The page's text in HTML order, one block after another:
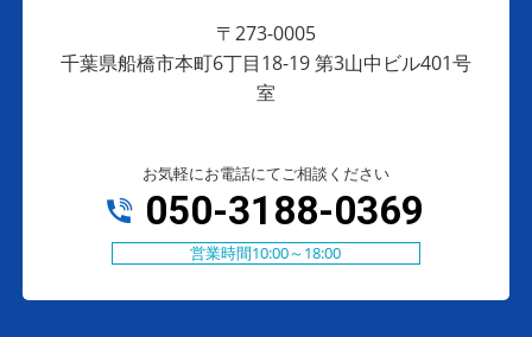
〒273-0005
千葉県船橋市本町6丁目18-19 第3山中ビル401号
室
お気軽にお電話にてご相談ください
050-3188-0369
営業時間10:00～18:00